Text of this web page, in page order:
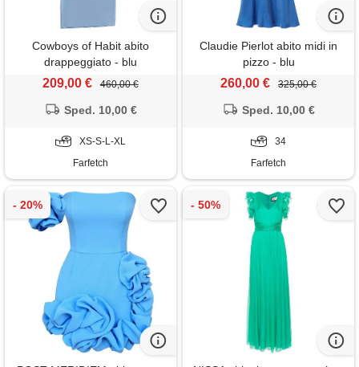
Cowboys of Habit abito
drappeggiato - blu
209,00 € 460,00 €
Sped. 10,00 €
XS-S-L-XL
Farfetch
Claudie Pierlot abito midi in
pizzo - blu
260,00 € 325,00 €
Sped. 10,00 €
34
Farfetch